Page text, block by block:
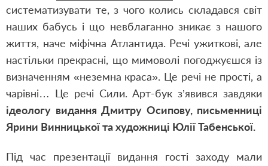
систематизувати те, з чого колись складався світ
наших бабусь і що невблаганно зникає з нашого
життя, наче міфічна Атлантида. Речі ужиткові, але
настільки прекрасні, що мимоволі погоджуєшся із
визначенням «неземна краса». Це речі не прості, а
чарівні… Це речі Сили. Арт-бук з’явився завдяки
ідеологу видання Дмитру Осипову, письменниці
Ярини Винницької та художниці Юлії Табенської.
Під час презентації видання гості заходу мали